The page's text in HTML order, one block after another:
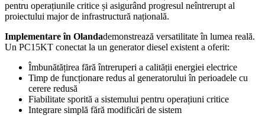
pentru operațiunile critice și asigurând progresul neîntrerupt al
proiectului major de infrastructură națională.
Implementare în Olandademonstrează versatilitate în lumea reală.
Un PC15KT conectat la un generator diesel existent a oferit:
Îmbunătățirea fără întreruperi a calității energiei electrice
Timp de funcționare redus al generatorului în perioadele cu
cerere redusă
Fiabilitate sporită a sistemului pentru operațiuni critice
Integrare simplă fără modificări de sistem